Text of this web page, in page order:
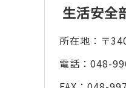
生活安
所在地：〒
電話：048-